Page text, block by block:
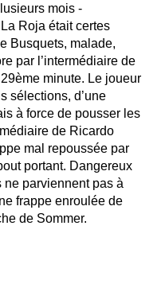
mois -
Roja était certes
Busquets, malade,
par l’intermédiaire de
minute. Le joueur
sélections, d’une
à force de pousser les
de Ricardo
mal repoussée par
portant. Dangereux
parviennent pas à
frappe enroulée de
de Sommer.